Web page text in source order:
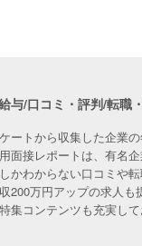
与/口コミ・評判/転職
ートから収集した企業
面接レポートは、有名
かわからない口コミや
200万円アップの求人
集コンテンツも充実し